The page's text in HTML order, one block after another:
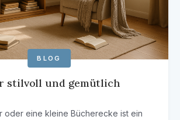
BLOG
stilvoll und gemütlich
oder eine kleine Bücherecke ist ein